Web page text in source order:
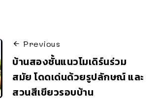
Previous
บ้านสองชั้นแนวโมเดิร์นร่วม
สมัย โดดเด่นด้วยรูปลักษณ์ และ
สวนสีเขียวรอบบ้าน